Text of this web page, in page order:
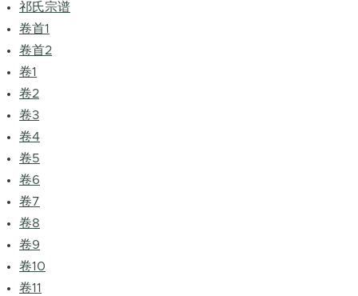
祁氏宗谱
卷首1
卷首2
卷1
卷2
卷3
卷4
卷5
卷6
卷7
卷8
卷9
卷10
卷11